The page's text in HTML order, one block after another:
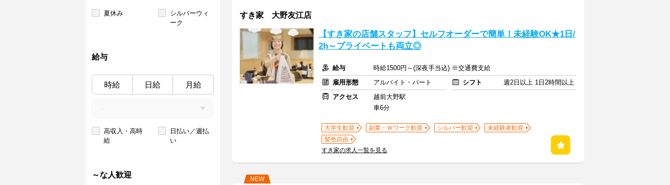
夏休み
シルバーウィ
ーク
給与
時給 日給 月給
高収入・高時
給
日払い／週払
い
～な人歓迎
すき家 大野友江店
【すき家の店舗スタッフ】セルフオーダーで簡単！未経験OK★1日/
2h～プライベートも両立◎
給与
時給1500円～(深夜手当込) ※交通費支給
雇用形態
アルバイト・パート シフト
週2日以上 1日2時間以上
アクセス
越前大野駅
車6分
大学生歓迎 副業・Ｗワーク歓迎 シルバー歓迎
未経験者歓迎
髪色自由
すき家の求人一覧を見る
NEW